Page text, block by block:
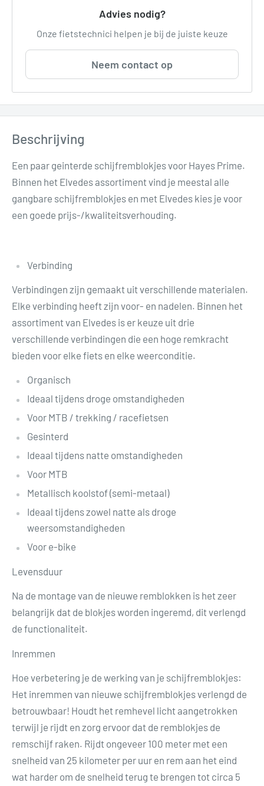
Advies nodig?
Onze fietstechnici helpen je bij de juiste keuze
Neem contact op
Beschrijving
Een paar geinterde schijfremblokjes voor Hayes Prime.
Binnen het Elvedes assortiment vind je meestal alle
gangbare schijfremblokjes en met Elvedes kies je voor
een goede prijs-/kwaliteitsverhouding.
Verbinding
Verbindingen zijn gemaakt uit verschillende materialen.
Elke verbinding heeft zijn voor- en nadelen. Binnen het
assortiment van Elvedes is er keuze uit drie
verschillende verbindingen die een hoge remkracht
bieden voor elke fiets en elke weerconditie.
Organisch
Ideaal tijdens droge omstandigheden
Voor MTB / trekking / racefietsen
Gesinterd
Ideaal tijdens natte omstandigheden
Voor MTB
Metallisch koolstof (semi-metaal)
Ideaal tijdens zowel natte als droge
weersomstandigheden
Voor e-bike
Levensduur
Na de montage van de nieuwe remblokken is het zeer
belangrijk dat de blokjes worden ingeremd, dit verlengd
de functionaliteit.
Inremmen
Hoe verbetering je de werking van je schijfremblokjes:
Het inremmen van nieuwe schijfremblokjes verlengd de
betrouwbaar! Houdt het remhevel licht aangetrokken
terwijl je rijdt en zorg ervoor dat de remblokjes de
remschijf raken. Rijdt ongeveer 100 meter met een
snelheid van 25 kilometer per uur en rem aan het eind
wat harder om de snelheid terug te brengen tot circa 5